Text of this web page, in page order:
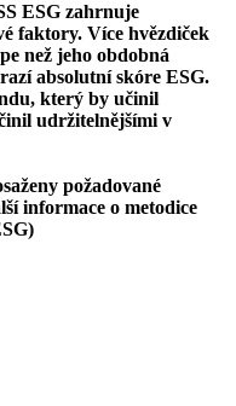
ESG zahrnuje
faktory. Více hvězdiček
než jeho obdobná
absolutní skóre ESG.
který by učinil
udržitelnějšími v
požadované
informace o metodice